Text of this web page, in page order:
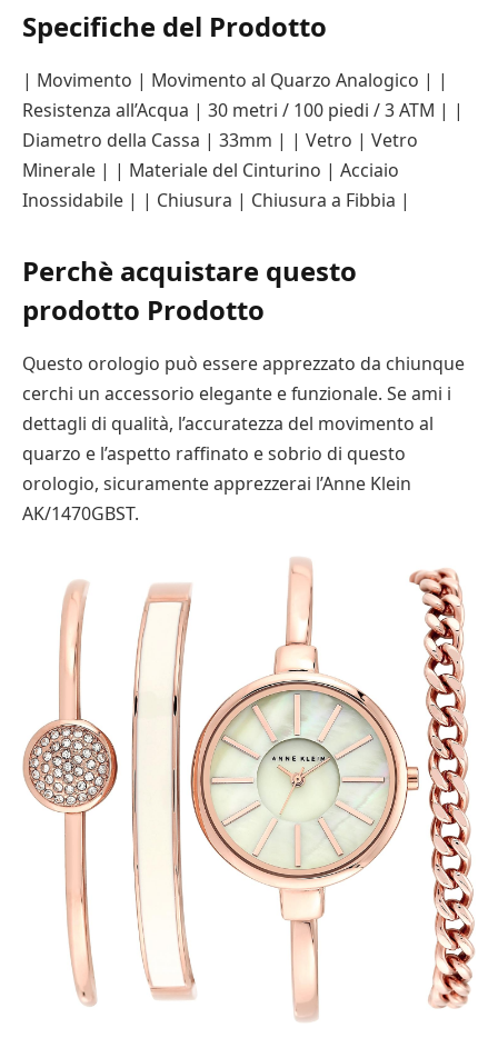
Specifiche del Prodotto
| Movimento | Movimento al Quarzo Analogico | |
Resistenza all’Acqua | 30 metri / 100 piedi / 3 ATM | |
Diametro della Cassa | 33mm | | Vetro | Vetro
Minerale | | Materiale del Cinturino | Acciaio
Inossidabile | | Chiusura | Chiusura a Fibbia |
Perchè acquistare questo
prodotto Prodotto
Questo orologio può essere apprezzato da chiunque
cerchi un accessorio elegante e funzionale. Se ami i
dettagli di qualità, l’accuratezza del movimento al
quarzo e l’aspetto raffinato e sobrio di questo
orologio, sicuramente apprezzerai l’Anne Klein
AK/1470GBST.